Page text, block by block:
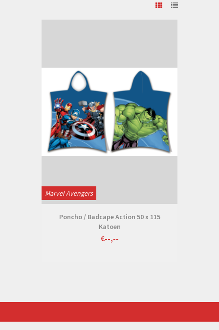
Marvel Avengers
Poncho / Badcape Action 50 x 115
Katoen
€--,--